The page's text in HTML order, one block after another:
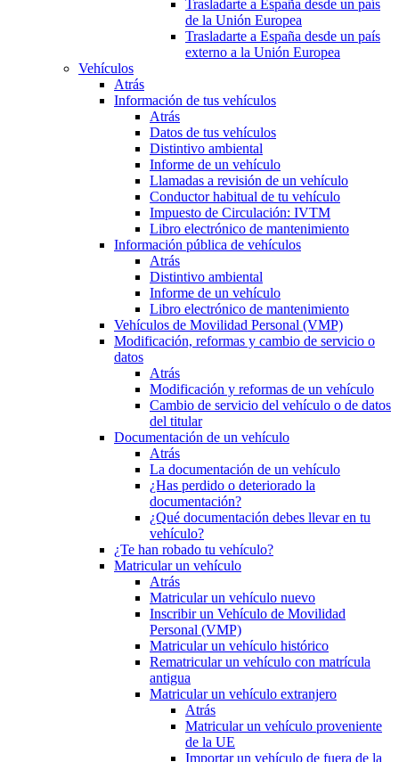
Trasladarte a España desde un país
de la Unión Europea
Trasladarte a España desde un país
externo a la Unión Europea
Vehículos
Atrás
Información de tus vehículos
Atrás
Datos de tus vehículos
Distintivo ambiental
Informe de un vehículo
Llamadas a revisión de un vehículo
Conductor habitual de tu vehículo
Impuesto de Circulación: IVTM
Libro electrónico de mantenimiento
Información pública de vehículos
Atrás
Distintivo ambiental
Informe de un vehículo
Libro electrónico de mantenimiento
Vehículos de Movilidad Personal (VMP)
Modificación, reformas y cambio de servicio o
datos
Atrás
Modificación y reformas de un vehículo
Cambio de servicio del vehículo o de datos
del titular
Documentación de un vehículo
Atrás
La documentación de un vehículo
¿Has perdido o deteriorado la
documentación?
¿Qué documentación debes llevar en tu
vehículo?
¿Te han robado tu vehículo?
Matricular un vehículo
Atrás
Matricular un vehículo nuevo
Inscribir un Vehículo de Movilidad
Personal (VMP)
Matricular un vehículo histórico
Rematricular un vehículo con matrícula
antigua
Matricular un vehículo extranjero
Atrás
Matricular un vehículo proveniente
de la UE
Importar un vehículo de fuera de la